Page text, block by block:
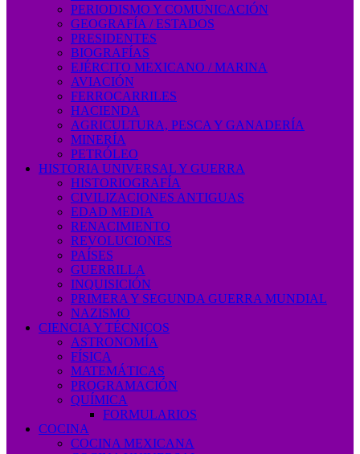
PERIODISMO Y COMUNICACIÓN
GEOGRAFÍA / ESTADOS
PRESIDENTES
BIOGRAFÍAS
EJÉRCITO MEXICANO / MARINA
AVIACIÓN
FERROCARRILES
HACIENDA
AGRICULTURA, PESCA Y GANADERÍA
MINERÍA
PETRÓLEO
HISTORIA UNIVERSAL Y GUERRA
HISTORIOGRAFÍA
CIVILIZACIONES ANTIGUAS
EDAD MEDIA
RENACIMIENTO
REVOLUCIONES
PAÍSES
GUERRILLA
INQUISICIÓN
PRIMERA Y SEGUNDA GUERRA MUNDIAL
NAZISMO
CIENCIA Y TÉCNICOS
ASTRONOMÍA
FÍSICA
MATEMÁTICAS
PROGRAMACIÓN
QUÍMICA
FORMULARIOS
COCINA
COCINA MEXICANA